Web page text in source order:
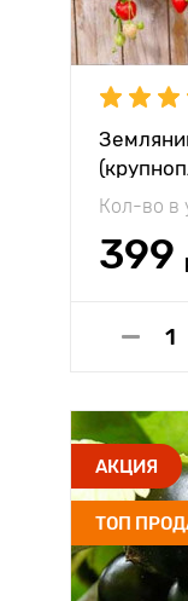
Кол-во в
399
АКЦИЯ
ТОП